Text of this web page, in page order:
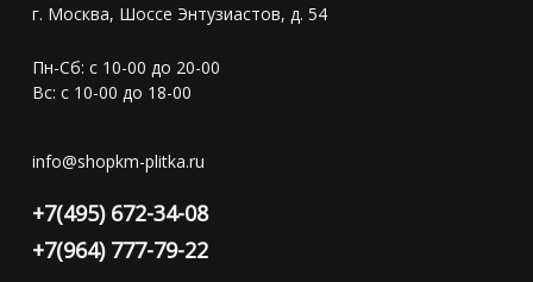
г. Москва, Шоссе Энтузиастов, д. 54
Пн-Сб: с 10-00 до 20-00
Вс: с 10-00 до 18-00
info@shopkm-plitka.ru
+7(495) 672-34-08
+7(964) 777-79-22